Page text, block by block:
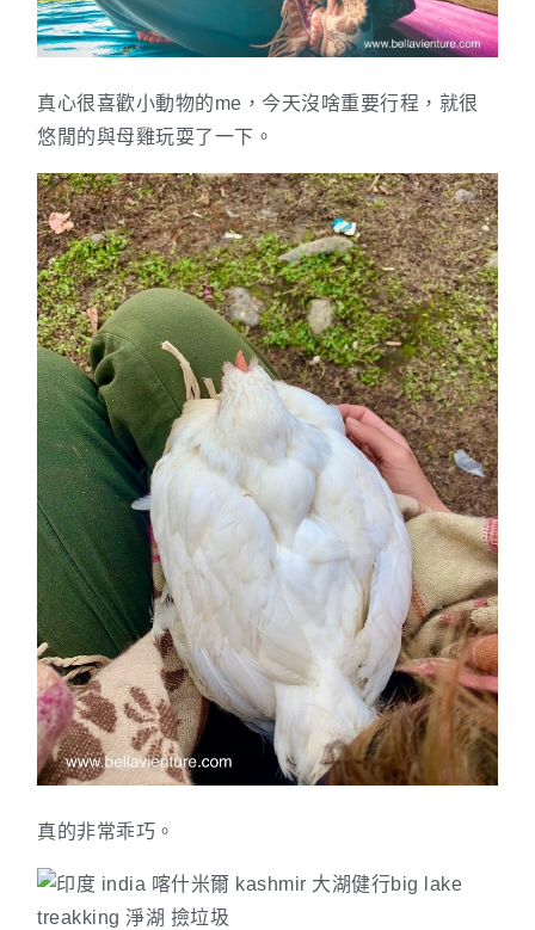
真心很喜歡小動物的me，今天沒啥重要行程，就很
悠閒的與母雞玩耍了一下。
真的非常乖巧。